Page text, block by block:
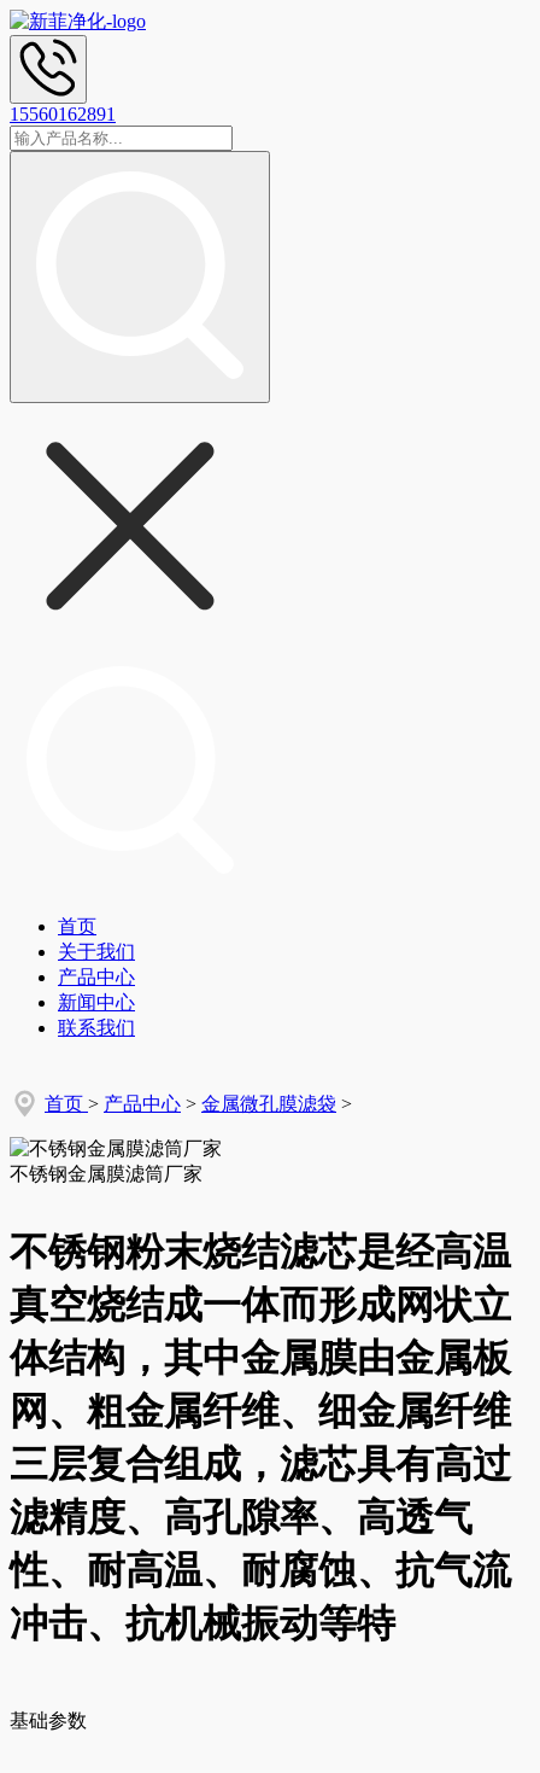
15560162891
首页
关于我们
产品中心
新闻中心
联系我们
首页 > 产品中心 > 金属微孔膜滤袋 >
不锈钢金属膜滤筒厂家
不锈钢粉末烧结滤芯是经高温
真空烧结成一体而形成网状立
体结构，其中金属膜由金属板
网、粗金属纤维、细金属纤维
三层复合组成，滤芯具有高过
滤精度、高孔隙率、高透气
性、耐高温、耐腐蚀、抗气流
冲击、抗机械振动等特
基础参数